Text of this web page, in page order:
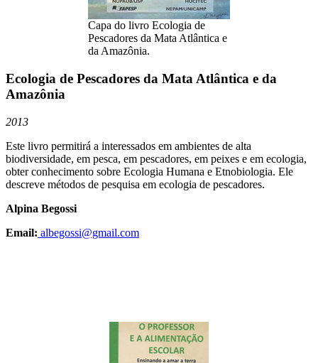
Capa do livro Ecologia de
Pescadores da Mata Atlântica e
da Amazônia.
Ecologia de Pescadores da Mata Atlântica e da
Amazônia
2013
Este livro permitirá a interessados em ambientes de alta
biodiversidade, em pesca, em pescadores, em peixes e em ecologia,
obter conhecimento sobre Ecologia Humana e Etnobiologia. Ele
descreve métodos de pesquisa em ecologia de pescadores.
Alpina Begossi
Email: albegossi@gmail.com